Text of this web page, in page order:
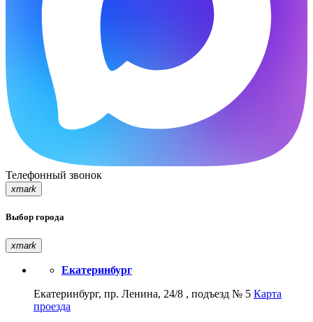
Телефонный звонок
xmark
Выбор города
xmark
Екатеринбург
Екатеринбург, пр. Ленина, 24/8 , подъезд № 5 Карта
проезда